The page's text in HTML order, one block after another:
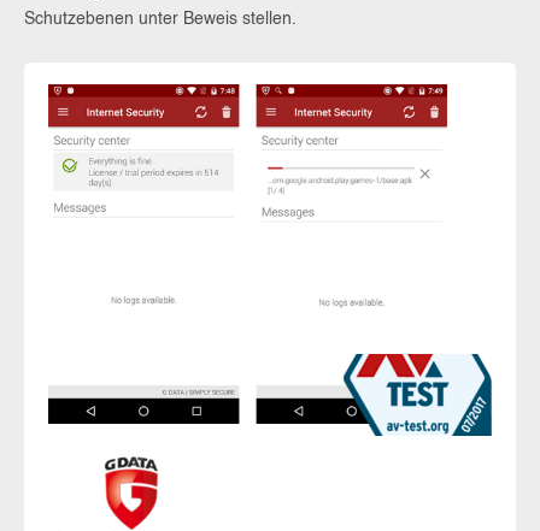
Schutzebenen unter Beweis stellen.